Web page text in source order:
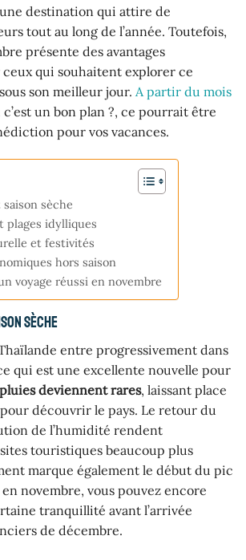
destination qui attire de
tout au long de l’année. Toutefois,
présente des avantages
qui souhaitent explorer ce
son meilleur jour. A partir du mois
un bon plan ?, ce pourrait être
pour vos vacances.
sèche
plages idylliques
et festivités
hors saison
voyage réussi en novembre
sèche
entre progressivement dans
qui est une excellente nouvelle pour
pluies deviennent rares, laissant place
découvrir le pays. Le retour du
de l’humidité rendent
touristiques beaucoup plus
marque également le début du pic
novembre, vous pouvez encore
tranquillité avant l’arrivée
de décembre.